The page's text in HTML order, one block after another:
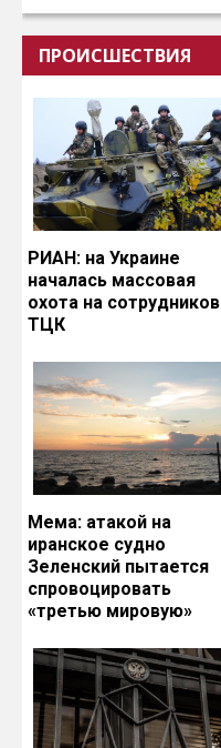
ПРОИСШЕСТВИЯ
РИАН: на Украине
началась массовая
охота на сотрудников
ТЦК
Мема: атакой на
иранское судно
Зеленский пытается
спровоцировать
«третью мировую»